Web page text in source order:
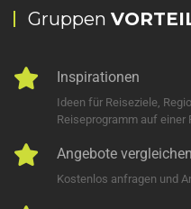
Gruppen
Inspirationen
Ideen für Reiseziele,
Reiseprogramm auf einer
Angebote vergleichen
Kostenlos anfragen und